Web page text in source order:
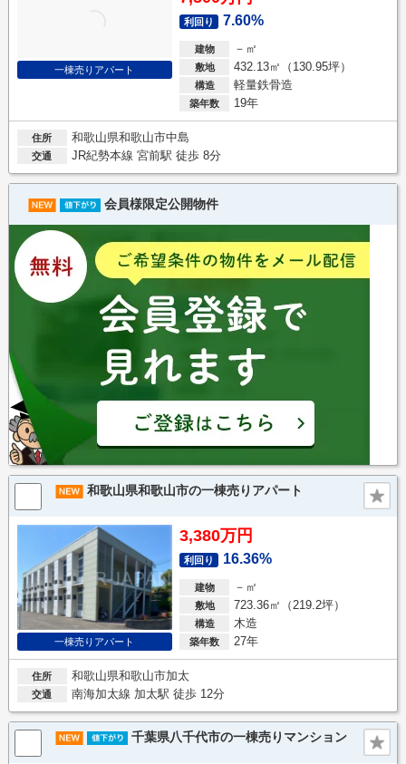
一棟売りアパート
利回り 7.60%
建物 －㎡
敷地 432.13㎡（130.95坪）
構造 軽量鉄骨造
築年数 19年
住所 和歌山県和歌山市中島
交通 JR紀勢本線 宮前駅 徒歩 8分
会員様限定公開物件
和歌山県和歌山市の一棟売りアパート
一棟売りアパート
3,380万円
利回り 16.36%
建物 －㎡
敷地 723.36㎡（219.2坪）
構造 木造
築年数 27年
住所 和歌山県和歌山市加太
交通 南海加太線 加太駅 徒歩 12分
千葉県八千代市の一棟売りマンション